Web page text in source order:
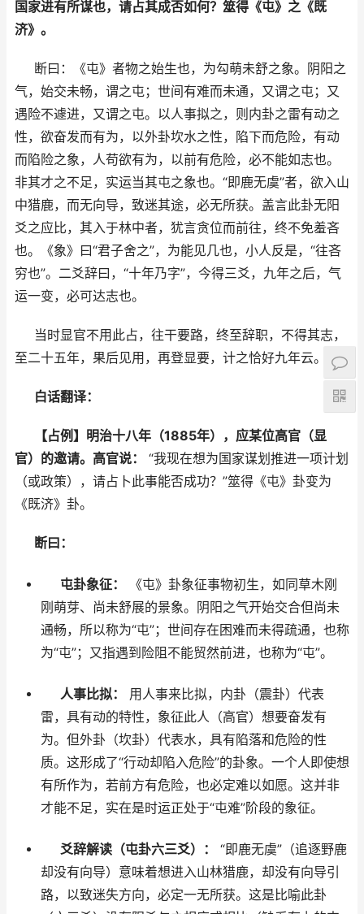
国家进有所谋也，请占其成否如何？筮得《屯》之《既
济》。
断曰：《屯》者物之始生也，为勾萌未舒之象。阴阳之
气，始交未畅，谓之屯；世间有难而未通，又谓之屯；又
遇险不遽进，又谓之屯。以人事拟之，则内卦之雷有动之
性，欲奋发而有为，以外卦坎水之性，陷下而危险，有动
而陷险之象，人苟欲有为，以前有危险，必不能如志也。
非其才之不足，实运当其屯之象也。“即鹿无虞”者，欲入山
中猎鹿，而无向导，致迷其途，必无所获。盖言此卦无阳
爻之应比，其入于林中者，犹言贪位而前往，终不免羞吝
也。《象》曰“君子舍之”，为能见几也，小人反是，“往吝
穷也”。二爻辞曰，“十年乃字”，今得三爻，九年之后，气
运一变，必可达志也。
当时显官不用此占，往干要路，终至辞职，不得其志，
至二十五年，果后见用，再登显要，计之恰好九年云。
白话翻译：
【占例】明治十八年（1885年），应某位高官（显
官）的邀请。高官说：
“我现在想为国家谋划推进一项计划
（或政策），请占卜此事能否成功？”筮得《屯》卦变为
《既济》卦。
断曰：
屯卦象征：
《屯》卦象征事物初生，如同草木刚
刚萌芽、尚未舒展的景象。阴阳之气开始交合但尚未
通畅，所以称为“屯”；世间存在困难而未得疏通，也称
为“屯”；又指遇到险阻不能贸然前进，也称为“屯”。
人事比拟：
用人事来比拟，内卦（震卦）代表
雷，具有动的特性，象征此人（高官）想要奋发有
为。但外卦（坎卦）代表水，具有陷落和危险的性
质。这形成了“行动却陷入危险”的卦象。一个人即使想
有所作为，若前方有危险，也必定难以如愿。这并非
才能不足，实在是时运正处于“屯难”阶段的象征。
爻辞解读（屯卦六三爻）：
“即鹿无虞”（追逐野鹿
却没有向导）意味着想进入山林猎鹿，却没有向导引
路，以致迷失方向，必定一无所获。这是比喻此卦